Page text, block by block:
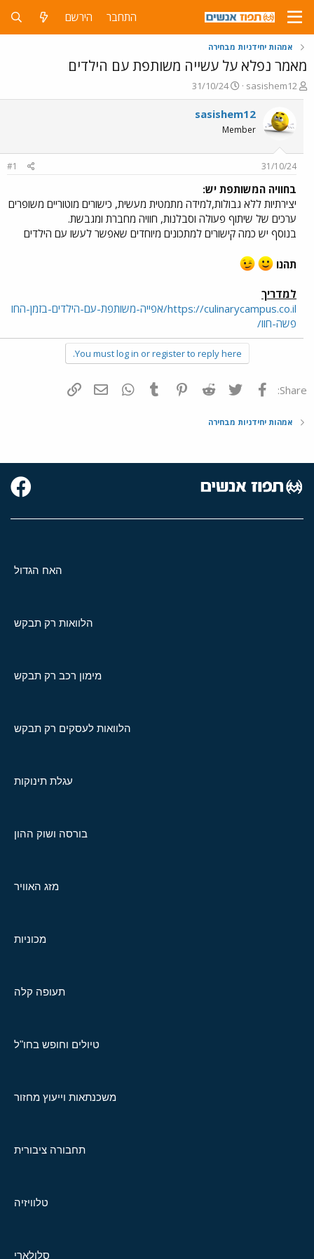
התחבר הירשם
אמהות יחידניות מבחירה
מאמר נפלא על עשייה משותפת עם הילדים
פ
ו
ח
ש
א
sasishem12
פ
ו
ר
ם
ר
י
ך
31/10/24
sasishem12
Member
31/10/24
#1
בחוויה המשותפת יש:
יצירתיות ללא גבולות,למידה מתמטית מעשית, כישורים מוטוריים משופרים
ערכים של שיתוף פעולה וסבלנות, חוויה מחברת ומגבשת.
בנוסף יש כמה קישורים למתכונים מיוחדים שאפשר לעשו עם הילדים
תהנו
למדריך
https://culinarycampus.co.il/אפייה-משותפת-עם-הילדים-בזמן-החו
פשה-חוו/
You must log in or register to reply here.
Share: פייסבוק Twitter
Reddit
Pinterest
Tumblr
WhatsAppדואר אלקטרוני
אמהות יחידניות מבחירה
האח הגדול
הלוואות רק תבקש
מימון רכב רק תבקש
הלוואות לעסקים רק תבקש
עגלת תינוקות
בורסה ושוק ההון
מזג האוויר
מכוניות
תעופה קלה
טיולים וחופש בחו"ל
משכנתאות וייעוץ מחזור
תחבורה ציבורית
טלוויזיה
סלולארי